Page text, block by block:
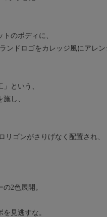
のボディに、
ンドロゴをカレッジ風にアレ
という、
し、
リゴンがさりげなく配置され、
2色展開。
見逃すな。